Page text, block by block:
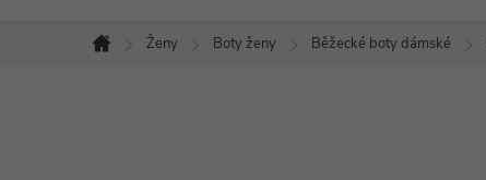
Domů
Ženy Boty ženy Běžecké boty dámské